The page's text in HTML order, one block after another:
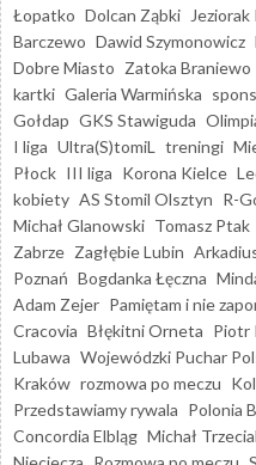
Łopatko Dolcan Ząbki Jeziorak
Barczewo Dawid Szymonowicz
Dobre Miasto Zatoka Braniewo
kartki Galeria Warmińska
Gołdap GKS Stawiguda
I liga Ultra(S)tomiL treningi
Płock III liga Korona Kielce
kobiety AS Stomil Olsztyn R-
Michał Glanowski Tomasz Ptak
Zabrze Zagłębie Lubin
Poznań Bogdanka Łęczna
Adam Zejer Pamiętam i nie
Cracovia Błękitni Orneta Piotr
Lubawa Wojewódzki Puchar
Kraków rozmowa po meczu
Przedstawiamy rywala Polonia
Concordia Elbląg Michał